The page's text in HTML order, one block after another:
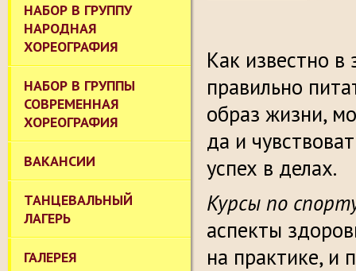
НАБОР В ГРУППУ
НАРОДНАЯ
ХОРЕОГРАФИЯ
НАБОР В ГРУППЫ
СОВРЕМЕННАЯ
ХОРЕОГРАФИЯ
ВАКАНСИИ
ТАНЦЕВАЛЬНЫЙ
ЛАГЕРЬ
ГАЛЕРЕЯ
Как известно
правильно
образ жизни,
да и
успех в делах.
Курсы по
аспекты
на практике, и